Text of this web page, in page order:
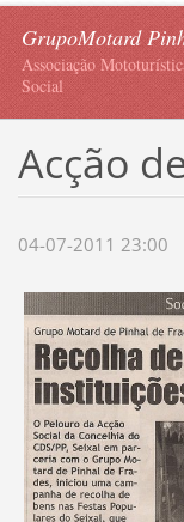
GrupoMotard
Associação
Social
Acção
04-07-2011 23:00